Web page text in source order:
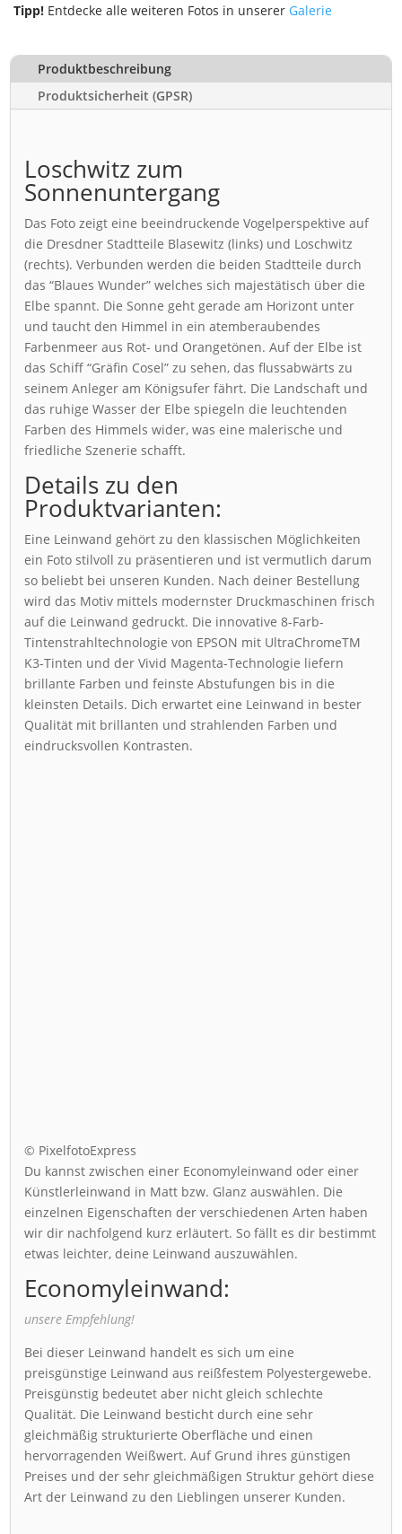
Tipp! Entdecke alle weiteren Fotos in unserer Galerie
Produktbeschreibung
Produktsicherheit (GPSR)
Loschwitz zum
Sonnenuntergang
Das Foto zeigt eine beeindruckende Vogelperspektive auf
die Dresdner Stadtteile Blasewitz (links) und Loschwitz
(rechts). Verbunden werden die beiden Stadtteile durch
das “Blaues Wunder” welches sich majestätisch über die
Elbe spannt. Die Sonne geht gerade am Horizont unter
und taucht den Himmel in ein atemberaubendes
Farbenmeer aus Rot- und Orangetönen. Auf der Elbe ist
das Schiff “Gräfin Cosel” zu sehen, das flussabwärts zu
seinem Anleger am Königsufer fährt. Die Landschaft und
das ruhige Wasser der Elbe spiegeln die leuchtenden
Farben des Himmels wider, was eine malerische und
friedliche Szenerie schafft.
Details zu den
Produktvarianten:
Eine Leinwand gehört zu den klassischen Möglichkeiten
ein Foto stilvoll zu präsentieren und ist vermutlich darum
so beliebt bei unseren Kunden. Nach deiner Bestellung
wird das Motiv mittels modernster Druckmaschinen frisch
auf die Leinwand gedruckt. Die innovative 8-Farb-
Tintenstrahltechnologie von EPSON mit UltraChromeTM
K3-Tinten und der Vivid Magenta-Technologie liefern
brillante Farben und feinste Abstufungen bis in die
kleinsten Details. Dich erwartet eine Leinwand in bester
Qualität mit brillanten und strahlenden Farben und
eindrucksvollen Kontrasten.
© PixelfotoExpress
Du kannst zwischen einer Economyleinwand oder einer
Künstlerleinwand in Matt bzw. Glanz auswählen. Die
einzelnen Eigenschaften der verschiedenen Arten haben
wir dir nachfolgend kurz erläutert. So fällt es dir bestimmt
etwas leichter, deine Leinwand auszuwählen.
Economyleinwand:
unsere Empfehlung!
Bei dieser Leinwand handelt es sich um eine
preisgünstige Leinwand aus reißfestem Polyestergewebe.
Preisgünstig bedeutet aber nicht gleich schlechte
Qualität. Die Leinwand besticht durch eine sehr
gleichmäßig strukturierte Oberfläche und einen
hervorragenden Weißwert. Auf Grund ihres günstigen
Preises und der sehr gleichmäßigen Struktur gehört diese
Art der Leinwand zu den Lieblingen unserer Kunden.